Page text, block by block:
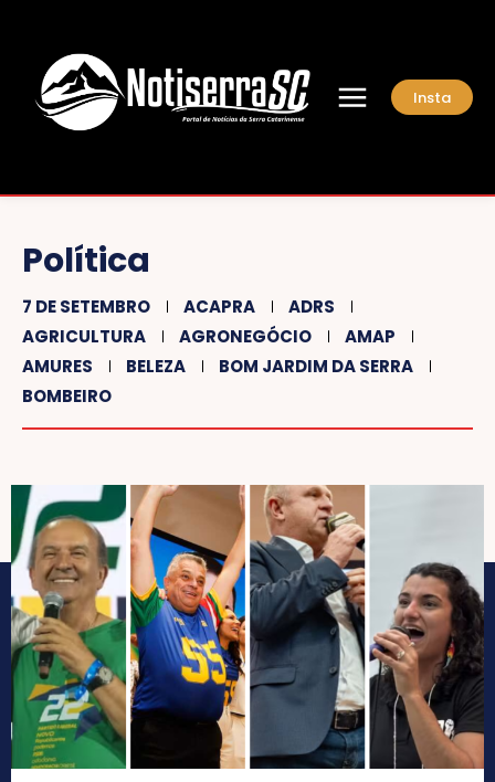
Insta
Política
7 DE SETEMBRO ACAPRA
ADRS
AGRICULTURA
AGRONEGÓCIO
AMAP
AMURES
BELEZA
BOM JARDIM DA SERRA
BOMBEIRO